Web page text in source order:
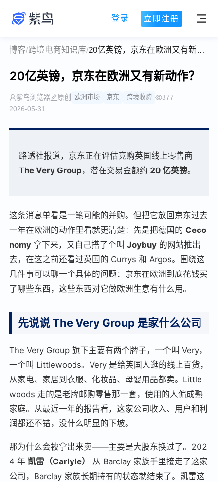
登录 立即注册
博客/跨境电商知识库/ 20亿英镑，京东在欧洲又有新动作？
20亿英镑，京东在欧洲又有新动作？
紫鸟浏览器 原创 欧洲市场 京东 跨境收购
377
2026-05-31
路透社报道，京东正在评估竞购英国线上零售商
The Very Group ，潜在交易金额约 20 亿英镑。
这条消息单看是一笔可能的并购。但把它放回京东过去
一年在欧洲的动作里看就更清楚：先是把德国的 Ceco
nomy 拿下来，又自己搭了个叫Joybuy 的网站推出
去，在这之前还看过英国的 Currys 和 Argos。围绕这
几件事可以聊一个具体的问题：京东在欧洲到底花钱买
了哪些东西，这些东西对它做欧洲生意有什么用。
先说说 The Very Group 是家什么公司
The Very Group 旗下主要有两个牌子，一个叫 Very，
一个叫 Littlewoods。Very 是给英国人逛的线上百货，
从家电、家居到衣服、化妆品、母婴用品都卖。Little
woods 走的是老牌邮购零售那一套，使用的人偏成熟
家庭。从最近一年的报告看，这家公司收入、用户和利
润都还不错，没什么明显的下坡。
那为什么会被拿出来卖——主要是大股东换过了。202
4 年 凯雷（Carlyle）
从 Barclay 家族手里接走了这家
公司，Barclay 家族长期持有的状态就结束了。凯雷这